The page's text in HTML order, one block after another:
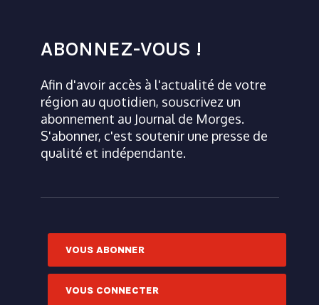
ABONNEZ-VOUS !
Afin d'avoir accès à l'actualité de votre
région au quotidien, souscrivez un
abonnement au Journal de Morges.
S'abonner, c'est soutenir une presse de
qualité et indépendante.
VOUS ABONNER
VOUS CONNECTER